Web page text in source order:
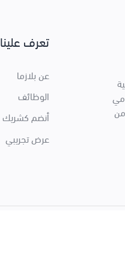
من
تعرف علينا
عن بلازما
الوظائف
أنضم كشريك
عرض تجريبي